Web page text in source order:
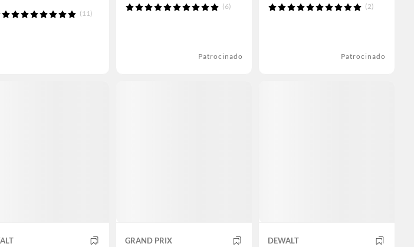
(11)
(6)
Patrocinado
(2)
Patrocinado
GRAND PRIX DEWALT